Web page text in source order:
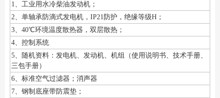
1、工业用水冷柴油发动机；
2、单轴承防滴式发电机，IP21防护，绝缘等级H；
3、40℃环境温度散热器，双层散热；
4、控制系统
5、随机资料：发电机、发动机、机组（使用说明书、技术手册、
三包手册）
6、标准空气过滤器；消声器
7、钢制底座带防震垫；